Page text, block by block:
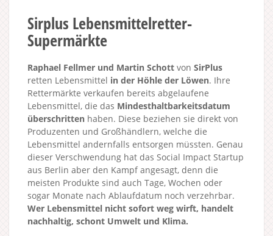
Sirplus Lebensmittelretter-
Supermärkte
Raphael Fellmer und Martin Schott von SirPlus
retten Lebensmittel in der Höhle der Löwen. Ihre
Rettermärkte verkaufen bereits abgelaufene
Lebensmittel, die das Mindesthaltbarkeitsdatum
überschritten haben. Diese beziehen sie direkt von
Produzenten und Großhändlern, welche die
Lebensmittel andernfalls entsorgen müssten. Genau
dieser Verschwendung hat das Social Impact Startup
aus Berlin aber den Kampf angesagt, denn die
meisten Produkte sind auch Tage, Wochen oder
sogar Monate nach Ablaufdatum noch verzehrbar.
Wer Lebensmittel nicht sofort weg wirft, handelt
nachhaltig, schont Umwelt und Klima.